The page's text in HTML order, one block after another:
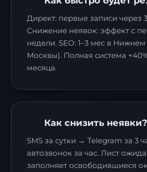
Директ: первые записи через
Снижение неявок: эффект с
недели. SEO: 1–3 мес в
Москвы). Полная система
месяца.
Как снизить неявки?
SMS за сутки → Telegram за 3
автозвонок за час. Лист
заполняет освободившиеся
Я согласен сполитикой
Отправить заявку